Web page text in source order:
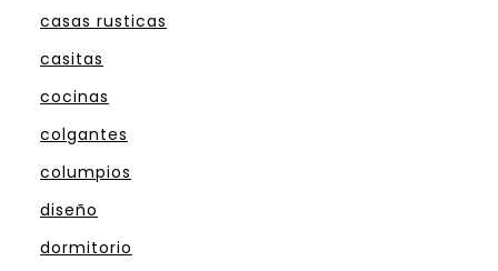
casas rusticas
casitas
cocinas
colgantes
columpios
diseño
dormitorio